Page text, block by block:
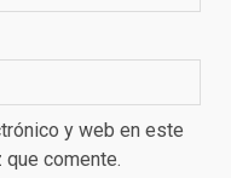
y web en este
que comente.